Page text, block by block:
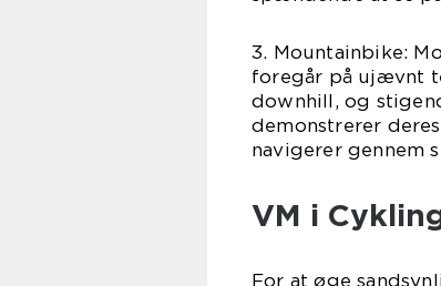
3. Mountainbike:
foregår på ujævnt
downhill, og
demonstrerer
navigerer gennem
VM i
For at øge